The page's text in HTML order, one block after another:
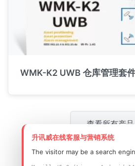
WMK-K2 UWB 仓库管理套
查看所有产品
升讯威在线客服与营销系统
The visitor may be a search